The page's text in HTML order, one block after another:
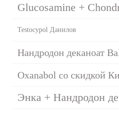
Glucosamine +
Testocypol Данилов
Нандродон деканоат
Oxanabol со скидкой
Энка + Нандродон